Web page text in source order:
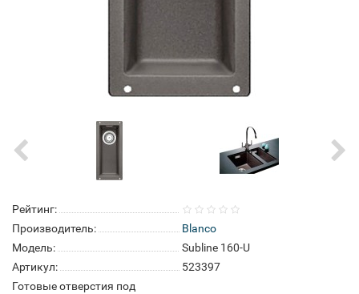
Рейтинг:
Производитель:
Blanco
Модель:
Subline 160-U
Артикул:
523397
Готовые отверстия под